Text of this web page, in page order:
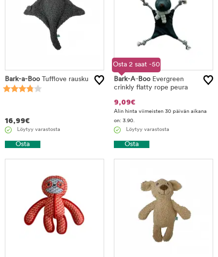
Bark-a-Boo Tufflove rausku
16,99€
Löytyy varastosta
Osta
Osta 2 saat -50
%
Bark-A-Boo Evergreen
crinkly flatty rope peura
9,09€
Alin hinta viimeisten 30 päivän aikana
on: 3.90.
Löytyy varastosta
Osta